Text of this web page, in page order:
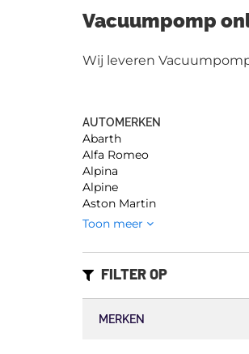
Vacuumpomp
Wij leveren
AUTOMERKEN
Abarth
Alfa Romeo
Alpina
Alpine
Aston Martin
Toon meer
FILTER OP
MERKEN